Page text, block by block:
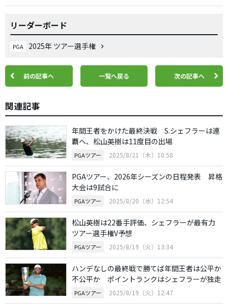
リーダーボード
PGA 2025年 ツアー選手権
前の記事へ 一覧へ戻る 次の記事へ
関連記事
年間王者をかけた最終決戦 S.シェフラーは連
覇へ、松山英樹は11度目の出場
PGAツアー 2025/8/21（木）10:58
PGAツアー、2026年シーズンの日程発表 昇格
大会は9試合に
PGAツアー 2025/8/20（水）12:54
松山英樹は22番手評価、シェフラーが最有力
ツアー選手権V予想
PGAツアー 2025/8/19（火）13:34
ハンデなしの最終戦で勝てば年間王者は公平か
不公平か ポイントランクはシェフラーが独走
PGAツアー 2025/8/19（火）12:47